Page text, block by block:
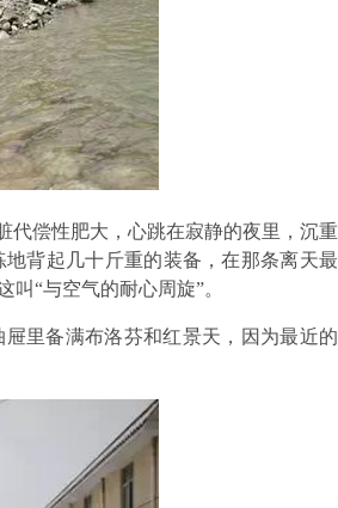
代偿性肥大，心跳在寂静的夜里，沉重
背起几十斤重的装备，在那条离天最
“与空气的耐心周旋”。
里备满布洛芬和红景天，因为最近的